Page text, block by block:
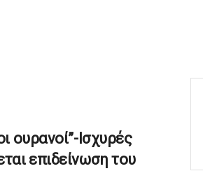
ουρανοί”-Ισχυρές
επιδείνωση του